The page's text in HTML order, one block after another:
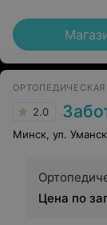
2.0
Минск, ул.
Цена по